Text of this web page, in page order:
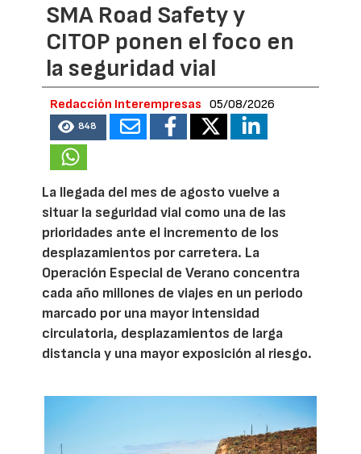
SMA Road Safety y
CITOP ponen el foco en
la seguridad vial
Redacción Interempresas 05/08/2026
848
La llegada del mes de agosto vuelve a
situar la seguridad vial como una de las
prioridades ante el incremento de los
desplazamientos por carretera. La
Operación Especial de Verano concentra
cada año millones de viajes en un periodo
marcado por una mayor intensidad
circulatoria, desplazamientos de larga
distancia y una mayor exposición al riesgo.